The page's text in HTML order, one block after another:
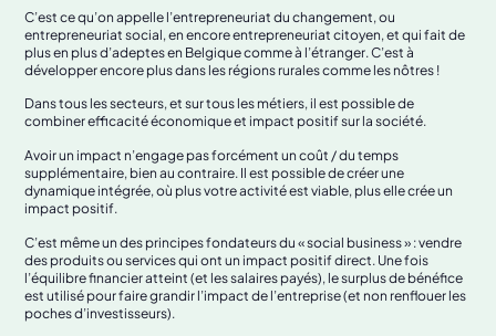
C’est ce qu’on appelle l’entrepreneuriat du changement, ou
entrepreneuriat social, en encore entrepreneuriat citoyen, et qui fait de
plus en plus d’adeptes en Belgique comme à l’étranger. C’est à
développer encore plus dans les régions rurales comme les nôtres !
Dans tous les secteurs, et sur tous les métiers, il est possible de
combiner efficacité économique et impact positif sur la société.
Avoir un impact n’engage pas forcément un coût / du temps
supplémentaire, bien au contraire. Il est possible de créer une
dynamique intégrée, où plus votre activité est viable, plus elle crée un
impact positif.
C’est même un des principes fondateurs du « social business » : vendre
des produits ou services qui ont un impact positif direct. Une fois
l’équilibre financier atteint (et les salaires payés), le surplus de bénéfice
est utilisé pour faire grandir l’impact de l’entreprise (et non renflouer les
poches d’investisseurs).